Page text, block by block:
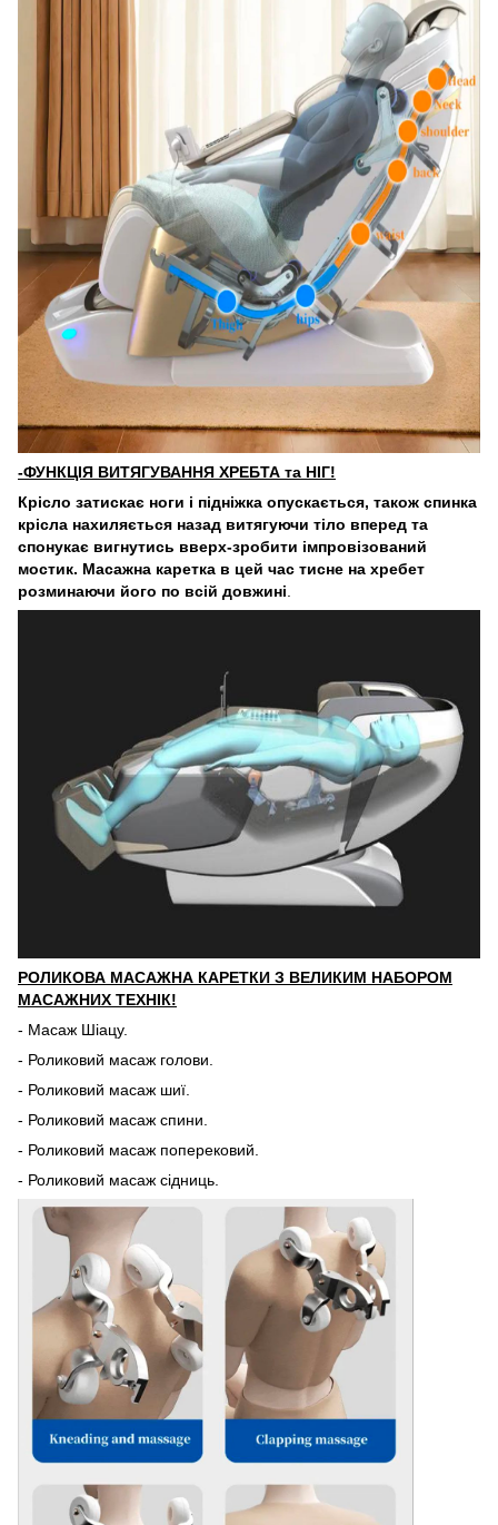
-ФУНКЦІЯ ВИТЯГУВАННЯ ХРЕБТА та НІГ!
Крісло затискає ноги і підніжка опускається, також спинка
крісла нахиляється назад витягуючи тіло вперед та
спонукає вигнутись вверх-зробити імпровізований
мостик. Масажна каретка в цей час тисне на хребет
розминаючи його по всій довжині
РОЛИКОВА МАСАЖНА КАРЕТКИ З ВЕЛИКИМ НАБОРОМ
МАСАЖНИХ ТЕХНІК!
- Масаж Шіацу.
- Роликовий масаж голови.
- Роликовий масаж шиї.
- Роликовий масаж спини.
- Роликовий масаж поперековий.
- Роликовий масаж сідниць.